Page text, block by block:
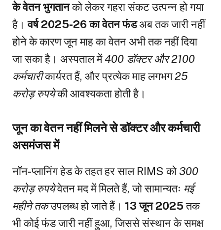
के वेतन भुगतानको लेकर गहरा संकट उत्पन्न हो गया
है।वर्ष 2025-26 का वेतन फंडअब तक जारी नहीं
होने के कारण जून माह का वेतन अभी तक नहीं दिया
जा सका है। अस्पताल में400 डॉक्टर और 2100
कर्मचारीकार्यरत हैं, और प्रत्येक माह लगभग₹25
करोड़ रुपयेकी आवश्यकता होती है।
जून का वेतन नहीं मिलने से डॉक्टर और कर्मचारी
असमंजस में
नॉन-प्लानिंग हेड के तहत हर साल RIMS को₹300
करोड़ रुपयेवेतन मद में मिलते हैं, जो सामान्यतः मई
महीने तकउपलब्ध हो जाते हैं। 13 जून 2025तक
भी कोई फंड जारी नहीं हुआ, जिससे संस्थान के समक्ष